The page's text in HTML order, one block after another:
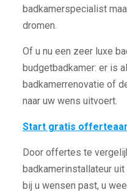
badkamerspecialist
dromen.
Of u nu een zeer luxe
budgetbadkamer: er is
badkamerrenovatie of
naar uw wens uitvoert.
Start gratis
Door offertes te
badkamerinstallateur
bij u wensen past, u